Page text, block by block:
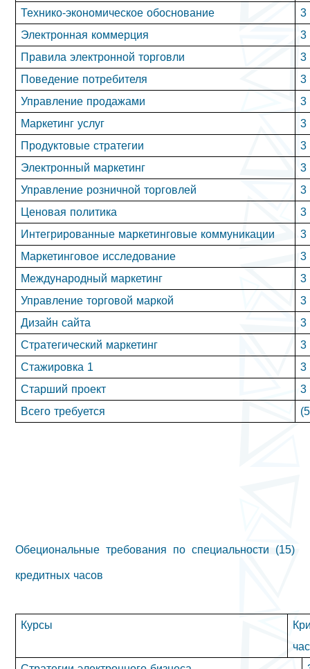
Технико-экономическое обоснование
3
Электронная коммерция
3
Правила электронной торговли
3
Поведение потребителя
3
Управление продажами
3
Маркетинг услуг
3
Продуктовые стратегии
3
Электронный маркетинг
3
Управление розничной торговлей
3
Ценовая политика
3
Интегрированные маркетинговые коммуникации
3
Маркетинговое исследование
3
Международный маркетинг
3
Управление торговой маркой
3
Дизайн сайта
3
Стратегический маркетинг
3
Стажировка 1
3
Старший проект
3
Всего требуется
Обециональные требования по специальности (15)
кредитных часов
Курсы